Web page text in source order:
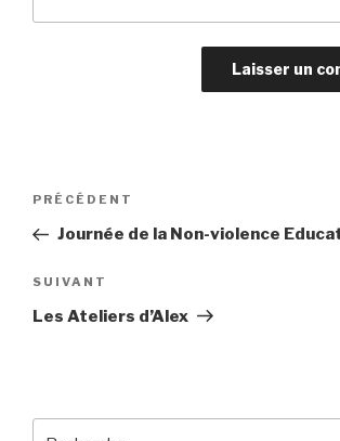
Navigation
l’article
Article
précédent
PRÉCÉDENT
Journée de la Non-violence
Article
suivant
SUIVANT
Les Ateliers d’Alex